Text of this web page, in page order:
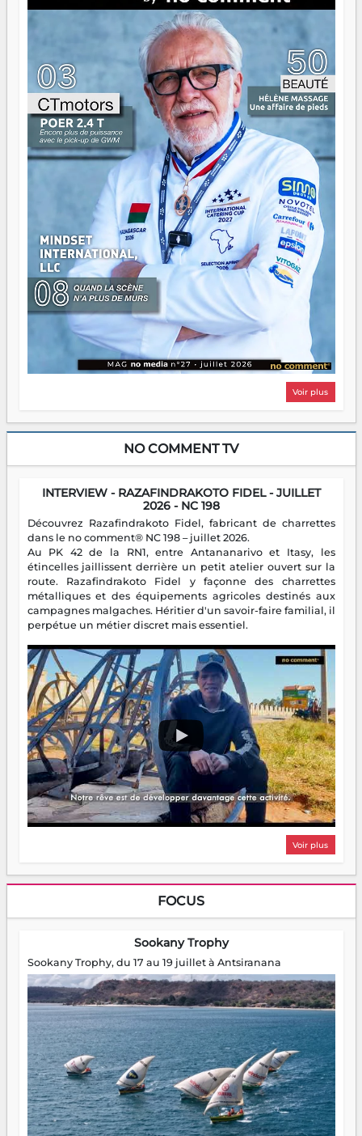
là que les aînés entrent en scène — pas pour reprendre le
gouvernail, mais pour montrer où sont les récifs. Les jeunes
ont la force, les vieux ont l'expérience, comme on dit. Ce
n'est pas un combat de générations — c'est une question
d'équipage. Partagez vos réussites, mais aussi vos échecs.
Surtout vos échecs, d'ailleurs — ils enseignent mieux que
n'importe quel manuel. À Madagascar, la barque avance.
Il faut juste s'assurer que tout le monde rame dans le
même sens.
Voir plus
NO COMMENT TV
INTERVIEW - RAZAFINDRAKOTO FIDEL - JUILLET
2026 - NC 198
Découvrez Razafindrakoto Fidel, fabricant de charrettes
dans le no comment® NC 198 – juillet 2026.
Au PK 42 de la RN1, entre Antananarivo et Itasy, les
étincelles jaillissent derrière un petit atelier ouvert sur la
route. Razafindrakoto Fidel y façonne des charrettes
métalliques et des équipements agricoles destinés aux
campagnes malgaches. Héritier d'un savoir-faire familial, il
perpétue un métier discret mais essentiel.
Voir plus
FOCUS
Sookany Trophy
Sookany Trophy, du 17 au 19 juillet à Antsiranana